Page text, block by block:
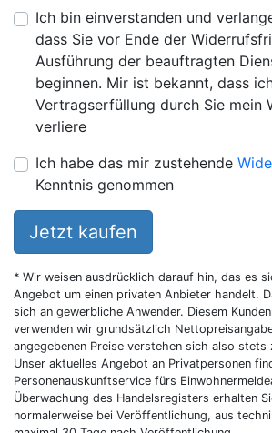
Ich bin einverstanden und
dass Sie vor Ende der
Ausführung der beauftragten
beginnen. Mir ist bekannt, dass
Vertragserfüllung durch Sie mein
verliere
Ich habe das mir zustehende
Kenntnis genommen
Jetzt kaufen
* Wir weisen ausdrücklich darauf hin, das es
Angebot um einen privaten Anbieter handelt.
sich an gewerbliche Anwender. Diesem
verwenden wir grundsätzlich
angegebenen Preise verstehen sich also stets
Unser aktuelles Angebot an Privatpersonen
Personenauskunftservice fürs
Überwachung des Handelsregisters erhalten
normalerweise bei Veröffentlichung, aus